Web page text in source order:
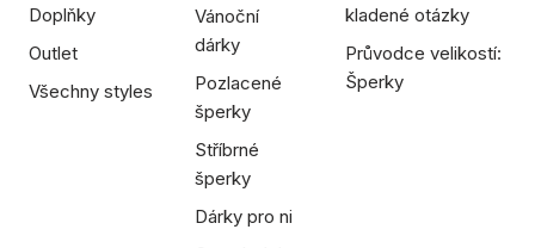
Doplňky
Outlet
Všechny styles
Vánoční
dárky
Pozlacené
šperky
Stříbrné
šperky
Dárky pro ni
kladené otázky
Průvodce velikostí:
Šperky